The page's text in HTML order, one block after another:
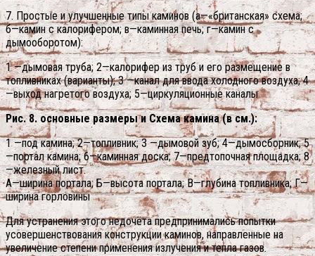
7. Простые и улучшенные типы каминов (а—«британская» схема;
б—камин с калорифером; в—каминная печь; г—камин с
дымооборотом):
1 —дымовая труба; 2—калорифер из труб и его размещение в
топливниках (варианты); 3 —канал для ввода холодного воздуха; 4
—выход нагретого воздуха; 5—циркуляционные каналы
Рис. 8. основные размеры и Схема камина (в см.):
1 —под камина; 2—топливник; 3 —дымовой зуб; 4—дымосборник; 5
—портал камина; 6—каминная доска; 7—предтопочная площадка; 8
—железный лист.
А—ширина портала; Б—высота портала; В—глубина топливника; Г—
ширина горловины
Для устранения этого недочёта предпринимались попытки
усовершенствования конструкции каминов, направленные на
увеличение степени применения излучения и тепла газов.